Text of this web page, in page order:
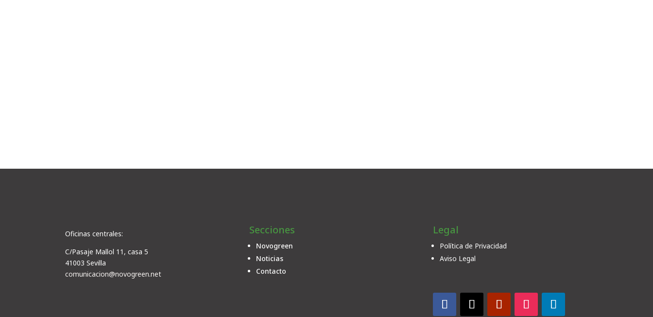
Oficinas centrales:
C/Pasaje Mallol 11, casa 5
41003 Sevilla
comunicacion@novogreen.net
Secciones
Novogreen
Noticias
Contacto
Legal
Política de Privacidad
Aviso Legal